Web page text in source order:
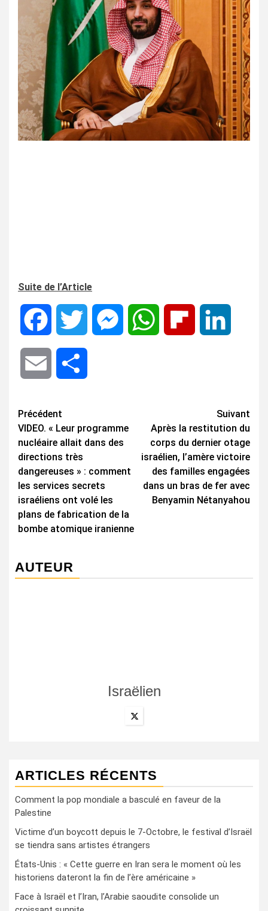
Suite de l’Article
Facebook Twitter MessengerWhatsApp Flipboard
Email
Navigation
d’article
Précédent
VIDEO. « Leur programme
nucléaire allait dans des
directions très
dangereuses » : comment
les services secrets
israéliens ont volé les
plans de fabrication de la
bombe atomique iranienne
Suivant
Après la restitution du
corps du dernier otage
israélien, l’amère victoire
des familles engagées
dans un bras de fer avec
Benyamin Nétanyahou
AUTEUR
Israëlien
ARTICLES RÉCENTS
Comment la pop mondiale a basculé en faveur de la
Palestine
Victime d’un boycott depuis le 7-Octobre, le festival d’Israël
se tiendra sans artistes étrangers
États-Unis : « Cette guerre en Iran sera le moment où les
historiens dateront la fin de l’ère américaine »
Face à Israël et l’Iran, l’Arabie saoudite consolide un